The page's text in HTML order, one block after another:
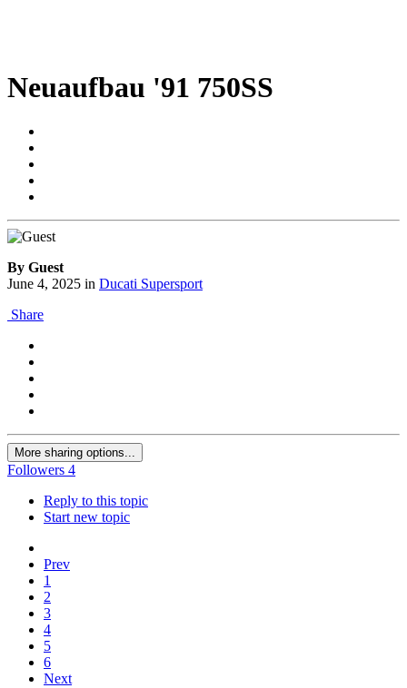
Neuaufbau '91 750SS
By Guest
June 4, 2025 in Ducati Supersport
Share
More sharing options...
Followers 4
Reply to this topic
Start new topic
Prev
1
2
3
4
5
6
Next